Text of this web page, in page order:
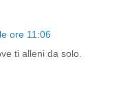
ore 11:06
ti alleni da solo.